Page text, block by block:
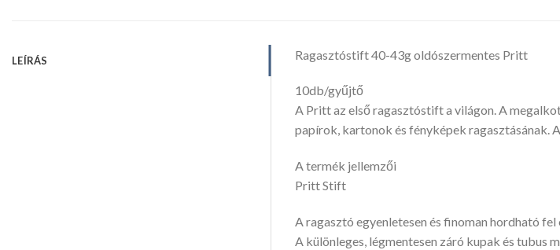
LEÍRÁS Ragasztóstift 40-43g oldószermentes Pritt
10db/gyűjtő
A Pritt az első ragasztóstift a világon. A
papírok, kartonok és fényképek ragasztásának.
A termék jellemzői
Pritt Stift
A ragasztó egyenletesen és finoman hordható
A különleges, légmentesen záró kupak és tubus